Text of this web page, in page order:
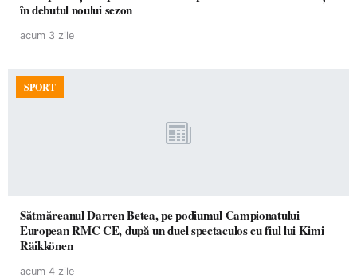
în debutul noului sezon
acum 3 zile
SPORT
Sătmăreanul Darren Betea, pe podiumul Campionatului
European RMC CE, după un duel spectaculos cu fiul lui Kimi
Räikkönen
acum 4 zile